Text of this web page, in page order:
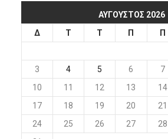
ΑΎΓΟΥΣΤΟΣ 2026
Δ
Τ Τ Π Π
3
4 5 6 7
10
11 12 13 14
17
18 19 20 21
24
25 26 27 28